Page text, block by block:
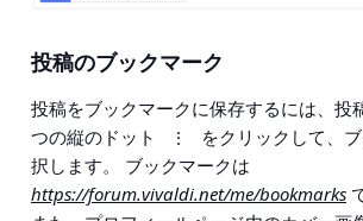
投稿のブックマーク
投稿をブックマークに保存するには、投
つの縦のドット
⋮
をクリックして、
択します。 ブックマークは
https://forum.vivaldi.net/me/bookmarks